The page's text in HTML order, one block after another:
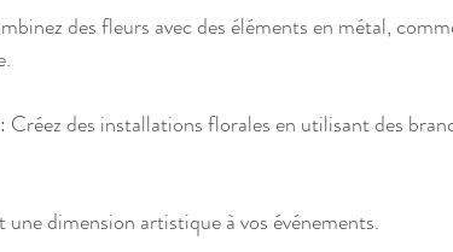
des fleurs avec des éléments en métal,
: Créez des installations florales en utilisant des
dimension artistique à vos événements.